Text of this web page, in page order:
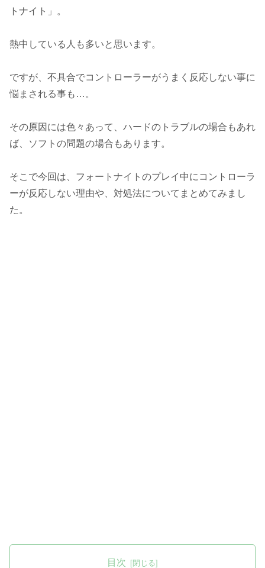
トナイト」。
熱中している人も多いと思います。
ですが、不具合でコントローラーがうまく反応しない事に
悩まされる事も…。
その原因には色々あって、ハードのトラブルの場合もあれ
ば、ソフトの問題の場合もあります。
そこで今回は、フォートナイトのプレイ中にコントローラ
ーが反応しない理由や、対処法についてまとめてみまし
た。
目次